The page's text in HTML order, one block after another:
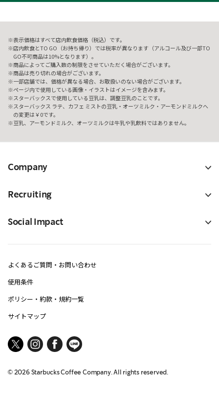
表示価格はすべて店内飲食価格（税込）です。
店内飲食とTO GO（お持ち帰り）では税率が異なります（アルコール及び一部TO
GO不可商品は10%となります）。
商品によってご購入数の制限をさせていただく場合がございます。
商品は売り切れの場合がございます。
一部店舗では、価格が異なる場合、お取扱いのない場合がございます。
ページ内で使用している画像・イラストはイメージを含みます。
スターバックスで使用している豆乳は、調整豆乳のことです。
スターバックス ラテ、カフェ ミストの豆乳・オーツミルク・アーモンドミルクへ
の変更は￥0です。
豆乳、アーモンドミルク、オーツミルクは牛乳や乳飲料ではありません。
Company
Recruiting
Social Impact
よくあるご質問・お問い合わせ
使用条件
ポリシー・約款・規約一覧
サイトマップ
© 2026Starbucks Coffee Company. All rights reserved.